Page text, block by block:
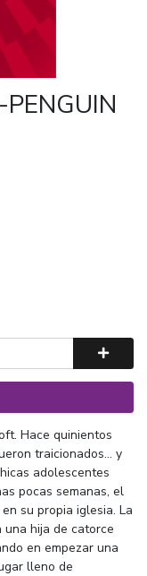
Hace quinientos
traicionados… y
adolescentes
pocas semanas, el
su propia iglesia. La
una hija de catorce
en empezar una
lleno de